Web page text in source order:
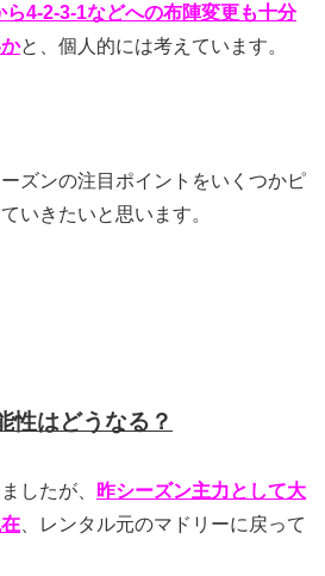
ら4-2-3-1などへの布陣変更も十分
と、個人的には考えています。
ズンの注目ポイントをいくつかピ
いきたいと思います。
性はどうなる？
したが、
昨シーズン主力として大
、レンタル元のマドリーに戻って